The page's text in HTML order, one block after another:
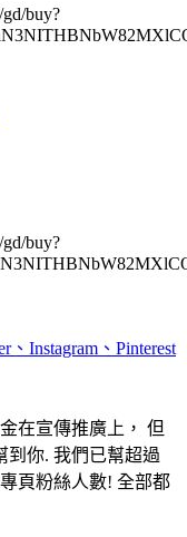
buy?
buy?
Instagram、Pinterest
在宣傳推廣上， 但
到你. 我們已幫超過
頁粉絲人數! 全部都